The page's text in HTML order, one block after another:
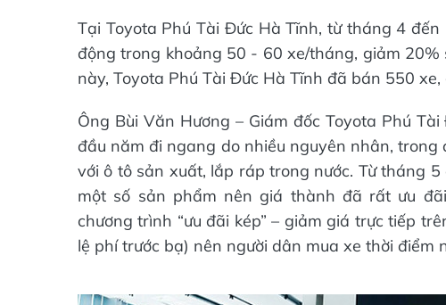
Tại Toyota Phú Tài Đức Hà Tĩnh, từ tháng 4
động trong khoảng 50 - 60 xe/tháng, giảm
này, Toyota Phú Tài Đức Hà Tĩnh đã bán 550
Ông Bùi Văn Hương – Giám đốc Toyota Phú
đầu năm đi ngang do nhiều nguyên nhân,
với ô tô sản xuất, lắp ráp trong nước. Từ tháng
một số sản phẩm nên giá thành đã rất ưu
chương trình “ưu đãi kép” – giảm giá trực tiếp
lệ phí trước bạ) nên người dân mua xe thời điểm